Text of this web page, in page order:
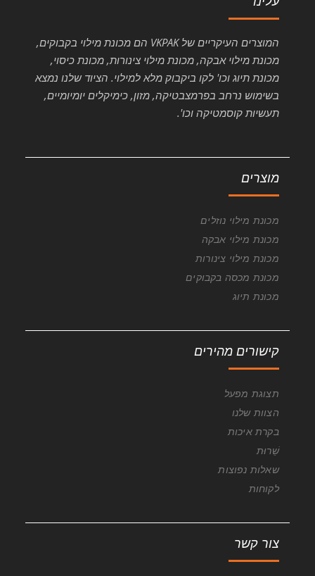
המוצרים העיקריים של VKPAK הם מכונת מילוי בקבוקים,
מכונת מילוי אבקה, מכונת מילוי צינורות, מכונת כיסוי,
מכונת תיוג וכו' לקו ביקבוק מלא למילוי. הציוד שלנו נמצא
בשימוש נרחב בפרמצבטיקה, מזון, כימיקלים יומיומיים,
תעשיות קוסמטיקה וכו'.
מוצרים
מכונת מילוי נוזלים
מכונת מילוי אבקה
מכונת מילוי צינורות
מכונת מכסה בקבוקים
מכונת תיוג
קישורים מהירים
תצוגת מפעל
הצוות שלנו
בקרת איכות
שֵׁרוּת
שאלות נפוצות
לקוחות
צור קשר